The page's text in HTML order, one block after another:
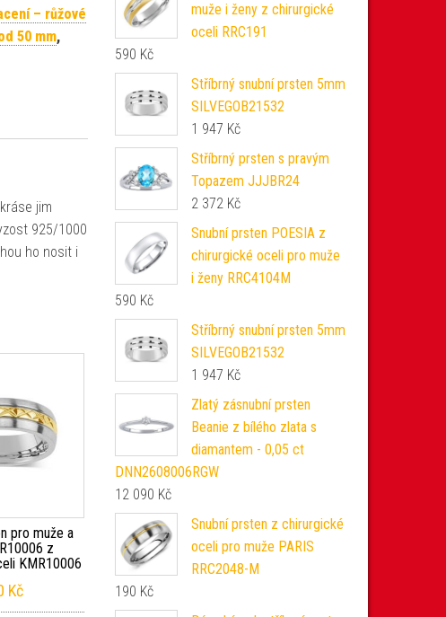
– růžové
50 mm,
jim
925/1000
ho nosit i
pro muže a
z
KMR10006
Kč
muže i ženy z chirurgické
oceli RRC191
590 Kč
Stříbrný snubní prsten 5mm
SILVEGOB21532
1 947 Kč
Stříbrný prsten s pravým
Topazem JJJBR24
2 372 Kč
Snubní prsten POESIA z
chirurgické oceli pro muže
i ženy RRC4104M
590 Kč
Stříbrný snubní prsten 5mm
SILVEGOB21532
1 947 Kč
Zlatý zásnubní prsten
Beanie z bílého zlata s
diamantem - 0,05 ct
DNN2608006RGW
12 090 Kč
Snubní prsten z chirurgické
oceli pro muže PARIS
RRC2048-M
190 Kč